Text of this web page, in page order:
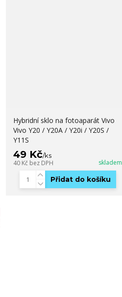
Hybridní sklo na fotoaparát Vivo
Vivo Y20 / Y20A / Y20i / Y20S /
Y11S
49 Kč/ks
40 Kč bez DPH skladem
Přidat do košíku